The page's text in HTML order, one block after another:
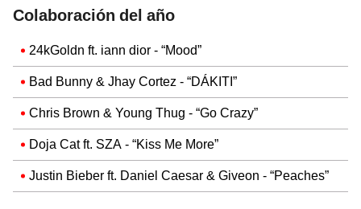
Colaboración del año
24kGoldn ft. iann dior - “Mood”
Bad Bunny & Jhay Cortez - “DÁKITI”
Chris Brown & Young Thug - “Go Crazy”
Doja Cat ft. SZA - “Kiss Me More”
Justin Bieber ft. Daniel Caesar & Giveon - “Peaches”